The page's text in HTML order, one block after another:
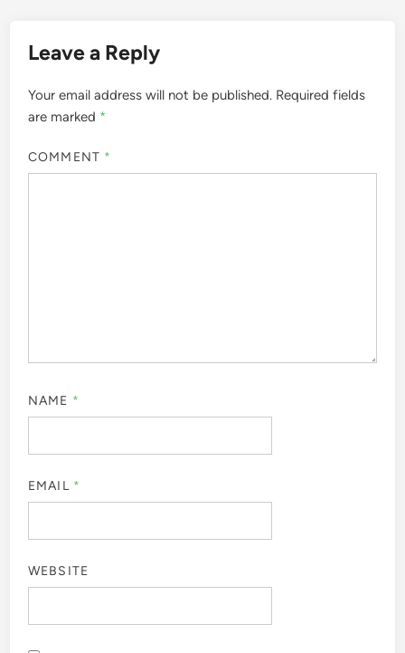
Leave a Reply
Your email address will not be published. Required fields
are marked *
COMMENT *
NAME *
EMAIL *
WEBSITE